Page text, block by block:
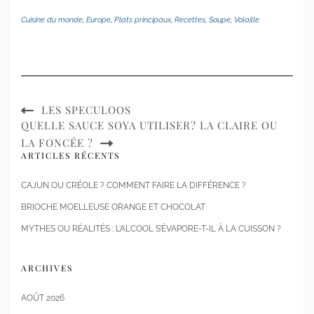
Cuisine du monde, Europe, Plats principaux, Recettes, Soupe, Volaille
LES SPECULOOS
QUELLE SAUCE SOYA UTILISER? LA CLAIRE OU
LA FONCÉE ?
ARTICLES RÉCENTS
CAJUN OU CRÉOLE ? COMMENT FAIRE LA DIFFÉRENCE ?
BRIOCHE MOELLEUSE ORANGE ET CHOCOLAT
MYTHES OU RÉALITÉS : L’ALCOOL S’ÉVAPORE-T-IL À LA CUISSON ?
ARCHIVES
AOÛT 2026